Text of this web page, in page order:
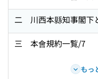
二 川西本縣知事閣下
三 本會規約一覧/7
もっ